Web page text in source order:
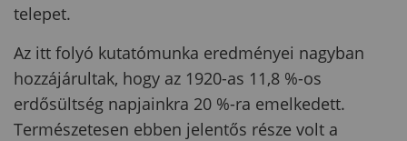
telepet.
Az itt folyó kutatómunka eredményei nagyban
hozzájárultak, hogy az 1920-as 11,8 %-os
erdősültség napjainkra 20 %-ra emelkedett.
Természetesen ebben jelentős része volt a